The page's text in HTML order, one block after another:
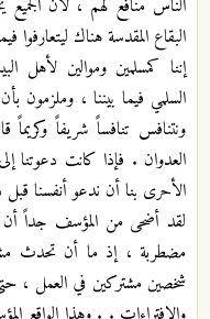
الناس منافع لهم ، لأن
البقاع المقدسة هناك ليتعارفوا
إننا كمسلمين وموالين لأهل
السلمي فيما بيننا ، وملزمون
ونتنافس تنافساً شريفاً
العدوان . فإذا كانت دعوتنا
الأحرى بنا أن ندعو أنفسنا
لقد أضحى من المؤسف جداً أن
مضطربة ، إذ ما أن تحدث
شخصين مشتركين في العمل ،